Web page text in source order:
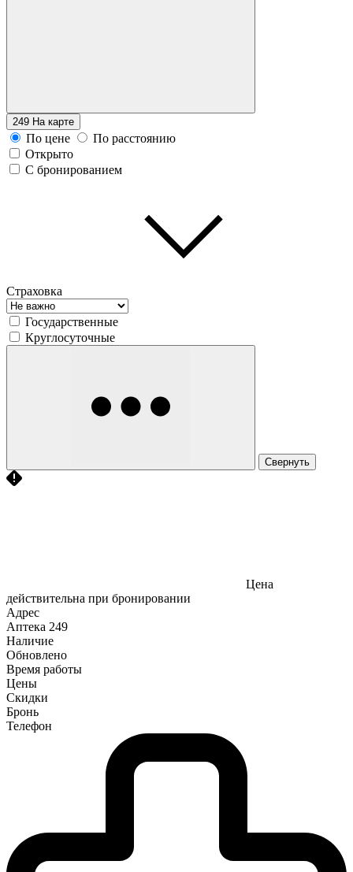
249 На карте
По цене
По расстоянию
Открыто
С бронированием
Страховка
Государственные
Круглосуточные
Свернуть
Цена
действительна при бронировании
Адрес
Аптека 249
Наличие
Обновлено
Время работы
Цены
Скидки
Бронь
Телефон